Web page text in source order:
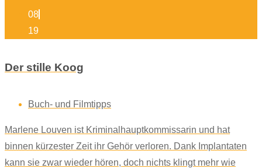
08
19
Der stille Koog
Buch- und Filmtipps
Marlene Louven ist Kriminalhauptkommissarin und hat
binnen kürzester Zeit ihr Gehör verloren. Dank Implantaten
kann sie zwar wieder hören, doch nichts klingt mehr wie